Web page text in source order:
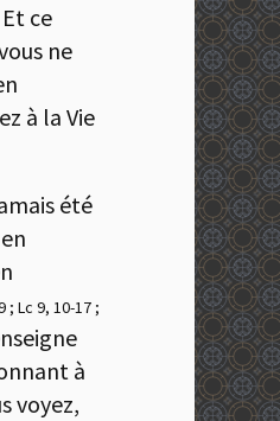
ce
ne
à la Vie
été
; Lc 9, 10-17 ;
à
voyez,